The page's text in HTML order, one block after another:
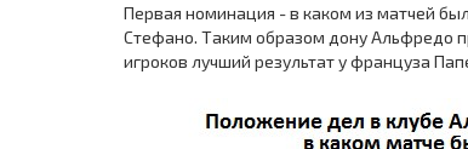
Первая номинация - в каком из матчей
Стефано. Таким образом дону Альфредо
игроков лучший результат у француза